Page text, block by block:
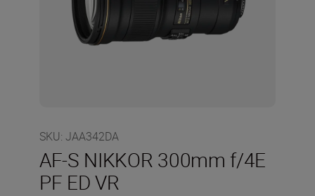
SKU: JAA342DA
AF-S NIKKOR 300mm f/4E
PF ED VR